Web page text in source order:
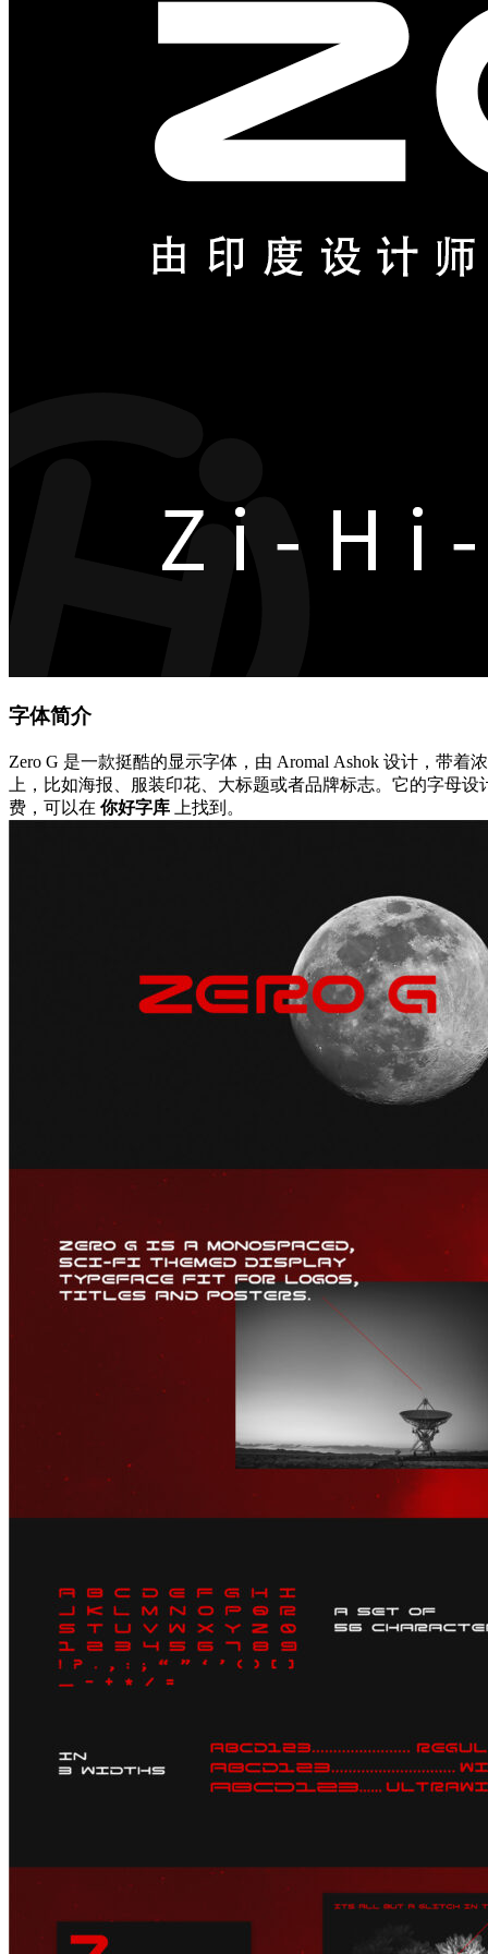
字体简介
Zero G 是一款挺酷的显示字体，由 Aromal Ashok 设计，带
上，比如海报、服装印花、大标题或者品牌标志。它的字母
费，可以在 你好字库 上找到。